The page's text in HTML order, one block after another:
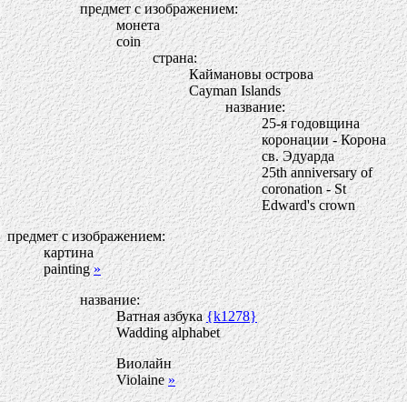
предмет с изображением:
монета
coin
страна:
Каймановы острова
Cayman Islands
название:
25-я годовщина
коронации - Корона
св. Эдуарда
25th anniversary of
coronation - St
Edward's crown
предмет с изображением:
картина
painting»
название:
Ватная азбука{k1278}
Wadding alphabet
Виолайн
Violaine»